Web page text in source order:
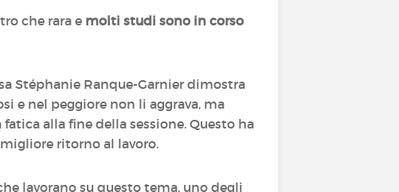
che rara e molti studi sono in corso
Stéphanie Ranque-Garnier dimostra
e nel peggiore non li aggrava, ma
alla fine della sessione. Questo ha
ritorno al lavoro.
lavorano su questo tema, uno degli